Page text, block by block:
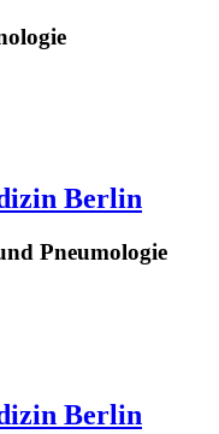
Berlin
Pneumologie
Berlin